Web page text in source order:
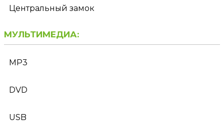
Центральный замок
МУЛЬТИМЕДИА:
MP3
DVD
USB